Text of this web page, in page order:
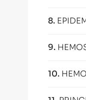
8.
9.
10.